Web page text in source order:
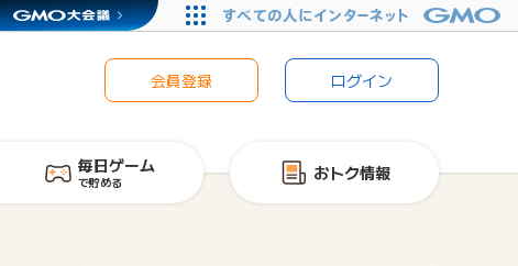
会員登録 ログイン
毎日ゲーム
で貯める おトク情報